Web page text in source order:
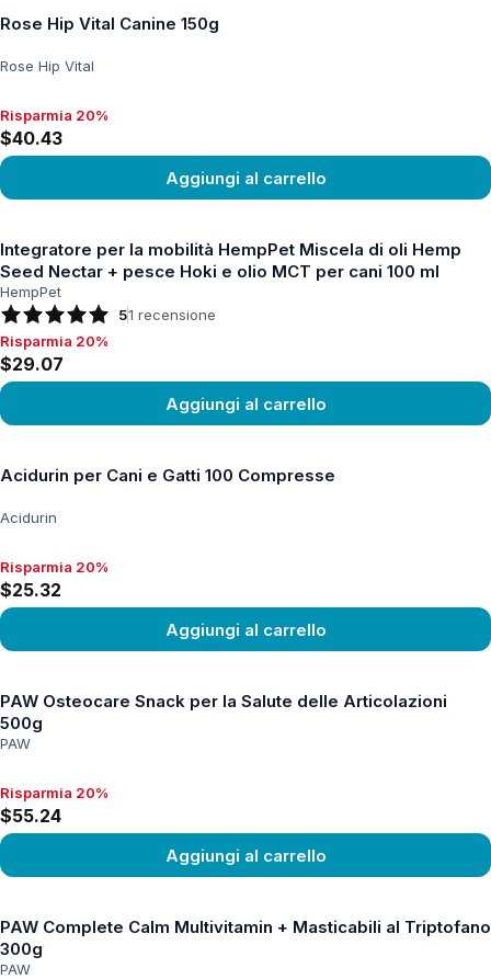
Rose Hip Vital Canine 150g
Rose Hip Vital
Risparmia 20%, $40.43
Risparmia 20%
$40.43
Aggiungi al carrello
Integratore per la mobilità HempPet Miscela di oli Hemp
Seed Nectar + pesce Hoki e olio MCT per cani 100 ml
HempPet
51 recensione
Risparmia 20%, $29.07
Risparmia 20%
$29.07
Aggiungi al carrello
Acidurin per Cani e Gatti 100 Compresse
Acidurin
Risparmia 20%, $25.32
Risparmia 20%
$25.32
Aggiungi al carrello
PAW Osteocare Snack per la Salute delle Articolazioni
500g
PAW
Risparmia 20%, $55.24
Risparmia 20%
$55.24
Aggiungi al carrello
PAW Complete Calm Multivitamin + Masticabili al Triptofano
300g
PAW